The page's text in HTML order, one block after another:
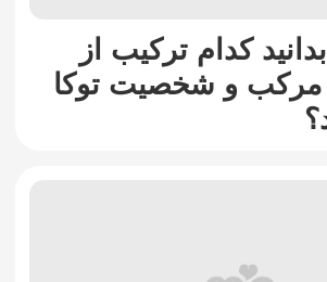
کدام ترکیب از
مرکب و شخصیت توکا